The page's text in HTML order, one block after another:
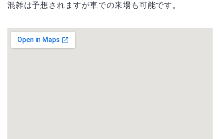
混雑は予想されますが車での来場も可能です。